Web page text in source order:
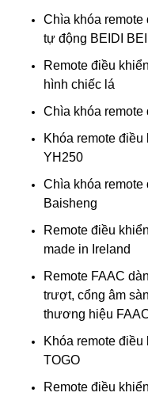
Chìa khóa
tự động BEIDI
Remote điều
hình chiếc lá
Chìa khóa
Khóa remote
YH250
Chìa khóa remote
Baisheng
Remote điều
made in Ireland
Remote FAAC
trượt, cổng âm
thương hiệu
Khóa remote
TOGO
Remote điều